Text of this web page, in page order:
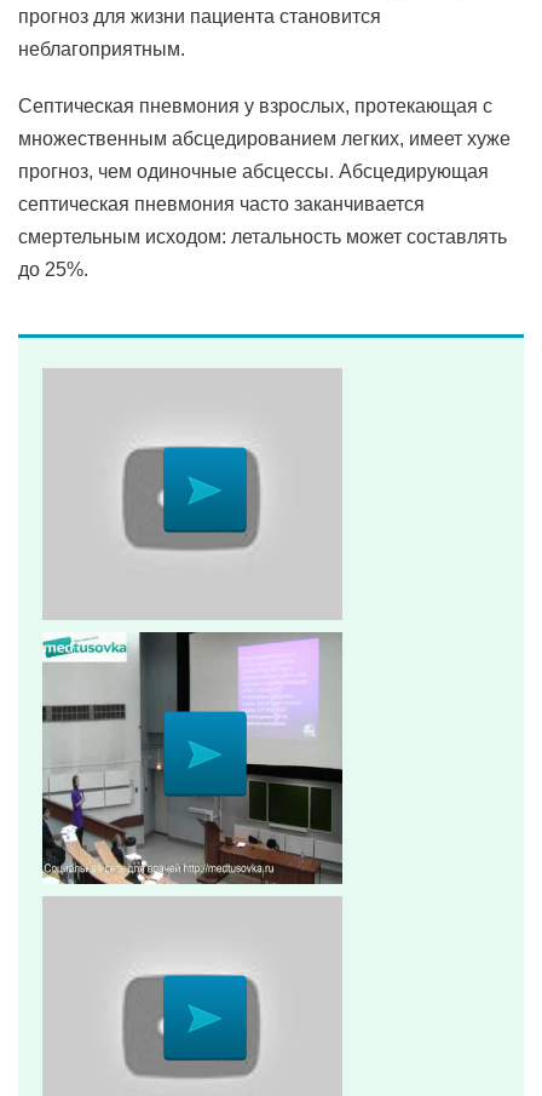
прогноз для жизни пациента становится
неблагоприятным.
Септическая пневмония у взрослых, протекающая с
множественным абсцедированием легких, имеет хуже
прогноз, чем одиночные абсцессы. Абсцедирующая
септическая пневмония часто заканчивается
смертельным исходом: летальность может составлять
до 25%.